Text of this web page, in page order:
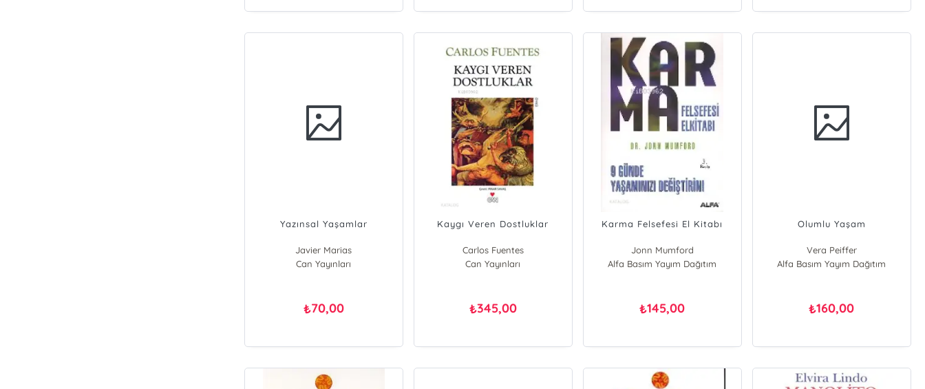
Yazınsal Yaşamlar
Javier Marias
Can Yayınları
₺70,00
Kaygı Veren Dostluklar
Carlos Fuentes
Can Yayınları
₺345,00
Karma Felsefesi El Kitabı
Jonn Mumford
Alfa Basım Yayım Dağıtım
₺145,00
Olumlu Yaşam
Vera Peiffer
Alfa Basım Yayım Dağıtım
₺160,00